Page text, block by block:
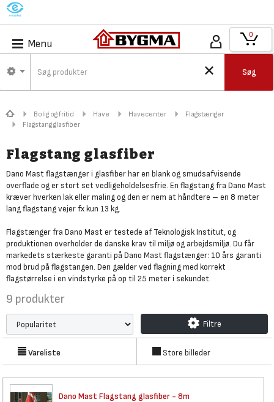
M
Menu
Søg
0
Bolig og fritid Have Havecenter
Flagstænger
Flagstang glasfiber
Flagstang glasfiber
Dano Mast flagstænger i glasfiber har en blank og smudsafvisende
overflade og er stort set vedligeholdelsesfrie. En flagstang fra Dano Mast
kræver hverken lak eller maling og den er nem at håndtere – en 8 meter
lang flagstang vejer fx kun 13 kg.
Flagstænger fra Dano Mast er testede af Teknologisk Institut, og
produktionen overholder de danske krav til miljø og arbejdsmiljø. Du får
markedets stærkeste garanti på Dano Mast flagstænger: 10 års garanti
mod brud på flagstangen. Den gælder ved flagning med korrekt
flagstørrelse i en vindstyrke på op til 25 meter i sekundet.
9 produkter
Filtre
Vareliste Store billeder
Dano Mast Flagstang glasfiber - 8m